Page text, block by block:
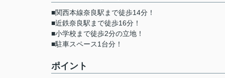
■関西本線奈良駅まで徒歩14分！
■近鉄奈良駅まで徒歩16分！
■小学校まで徒歩2分の立地！
■駐車スペース1台分！
ポイント